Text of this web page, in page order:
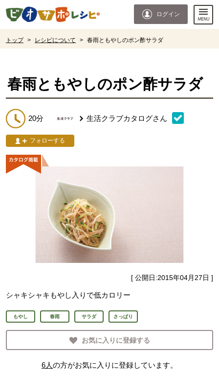
ページの先頭です。
ログイン
トップ > レシピについて > 春雨ともやしのポン酢サラダ
春雨ともやしのポン酢サラダ
20分 生活クラブカタログさん
フォローする
[ 公開日:2015年04月27日 ]
シャキシャキもやし入りで低カロリー
もやし 春雨 サラダ さっぱり
お気に入りに登録する
6人の方がお気に入りに登録しています。